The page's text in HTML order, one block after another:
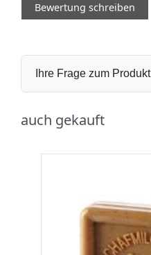
Bewertung schreiben
Ihre Frage zum Produkt
auch gekauft